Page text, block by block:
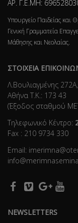
ΑΡ. Γ.Ε.ΜΗ:
Υπουργείο Παιδείας και
Γενική Γραμματεία
Μάθησης και Νεολαίας.
ΣΤΟΙΧΕΙΑ
Λ.Βουλιαγμένης
Αθήνα Τ.Κ.: 173 43
(Έξοδος σταθμού
Τηλεφωνικό Κέντρο:
Fax : 210 9734 330
Email:
NEWSLETTERS